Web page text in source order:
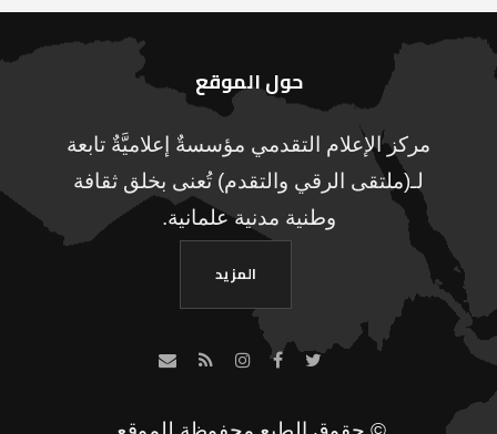
حول الموقع
مركز الإعلام التقدمي مؤسسةٌ إعلاميَّةٌ تابعة
لـ(ملتقى الرقي والتقدم) تُعنى بخلق ثقافة
وطنية مدنية علمانية.
المزيد